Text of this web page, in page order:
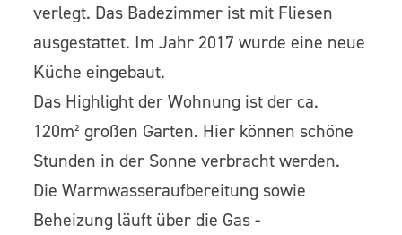
verlegt. Das Badezimmer ist mit Fliesen
ausgestattet. Im Jahr 2017 wurde eine neue
Küche eingebaut.
Das Highlight der Wohnung ist der ca.
120m² großen Garten. Hier können schöne
Stunden in der Sonne verbracht werden.
Die Warmwasseraufbereitung sowie
Beheizung läuft über die Gas -